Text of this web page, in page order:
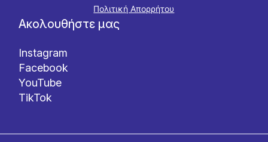
Ακολουθήστε μας
Instagram
Facebook
YouTube
TikTok
Πολιτική Απορρήτου